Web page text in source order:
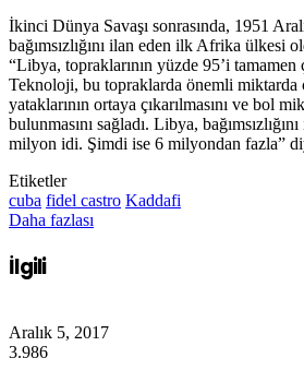
İkinci Dünya Savaşı sonrasında, 1951
bağımsızlığını ilan eden ilk Afrika ülkesi
“Libya, topraklarının yüzde 95’i
Teknoloji, bu topraklarda önemli miktarda
yataklarının ortaya çıkarılmasını ve bol
bulunmasını sağladı. Libya,
milyon idi. Şimdi ise 6 milyondan fazla”
Etiketler
cuba fidel castro Kaddafi
Daha fazlası
İlgili
Aralık 5, 2017
3.986